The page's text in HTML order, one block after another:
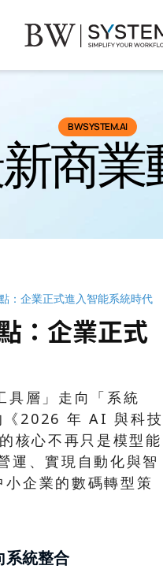
BWSYSTEM.AI
商業
：企業正式進入智能系統時代
：企業正式
具層」走向「系統
2026 年 AI 與科技
核心不再只是模型能
運、實現自動化與智
企業的數碼轉型策
系統整合